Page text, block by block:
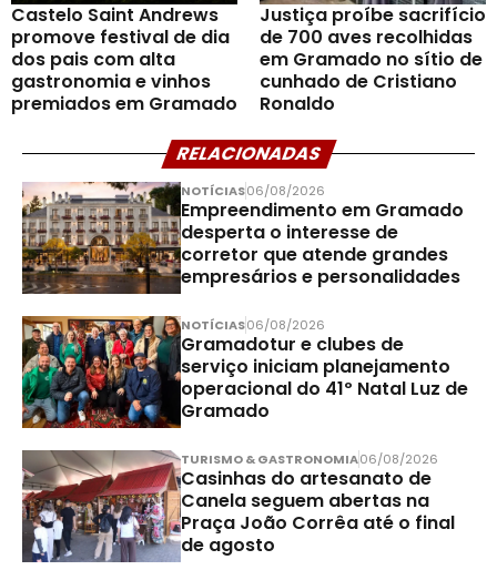
Castelo Saint Andrews
promove festival de dia
dos pais com alta
gastronomia e vinhos
premiados em Gramado
Justiça proíbe sacrifício
de 700 aves recolhidas
em Gramado no sítio de
cunhado de Cristiano
Ronaldo
RELACIONADAS
NOTÍCIAS06/08/2026
Empreendimento em Gramado
desperta o interesse de
corretor que atende grandes
empresários e personalidades
NOTÍCIAS06/08/2026
Gramadotur e clubes de
serviço iniciam planejamento
operacional do 41º Natal Luz de
Gramado
TURISMO & GASTRONOMIA06/08/2026
Casinhas do artesanato de
Canela seguem abertas na
Praça João Corrêa até o final
de agosto